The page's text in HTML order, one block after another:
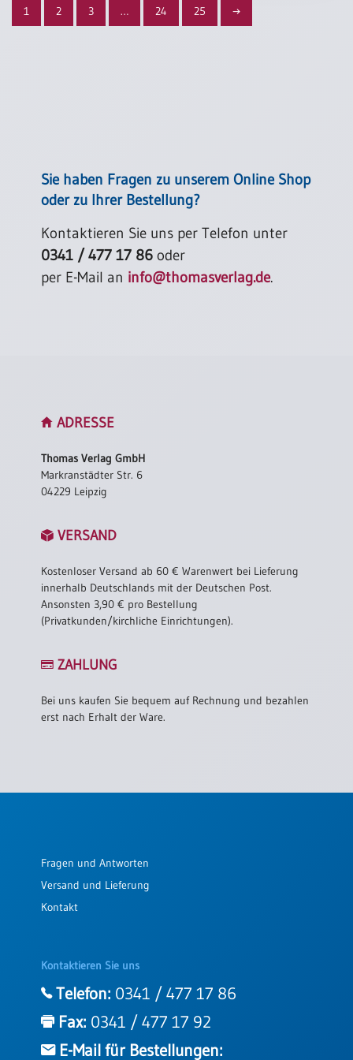
1 2 3 … 24 25 →
Sie haben Fragen zu unserem Online Shop
oder zu Ihrer Bestellung?
Kontaktieren Sie uns per Telefon unter
0341 / 477 17 86 oder
per E-Mail an info@thomasverlag.de.
ADRESSE
Thomas Verlag GmbH
Markranstädter Str. 6
04229 Leipzig
VERSAND
Kostenloser Versand ab 60 € Warenwert bei Lieferung
innerhalb Deutschlands mit der Deutschen Post.
Ansonsten 3,90 € pro Bestellung
(Privatkunden/kirchliche Einrichtungen).
ZAHLUNG
Bei uns kaufen Sie bequem auf Rechnung und bezahlen
erst nach Erhalt der Ware.
Fragen und Antworten
Versand und Lieferung
Kontakt
Kontaktieren Sie uns
Telefon: 0341 / 477 17 86
Fax: 0341 / 477 17 92
E-Mail für Bestellungen: